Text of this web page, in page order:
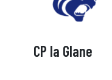
CP la Glane